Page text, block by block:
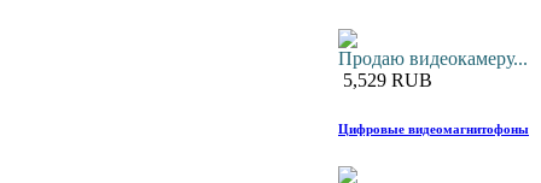
Продаю видеокамеру...
5,529 RUB
Цифровые видеомагнитофоны